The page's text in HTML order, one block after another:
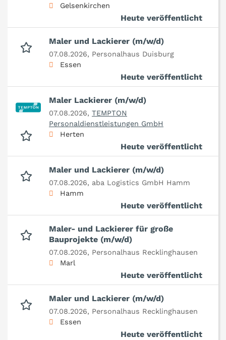
Gelsenkirchen
Heute veröffentlicht
Maler und Lackierer (m/w/d)
07.08.2026, Personalhaus Duisburg
Essen
Heute veröffentlicht
Maler Lackierer (m/w/d)
07.08.2026, TEMPTON
Personaldienstleistungen GmbH
Herten
Heute veröffentlicht
Maler und Lackierer (m/w/d)
07.08.2026, aba Logistics GmbH Hamm
Hamm
Heute veröffentlicht
Maler- und Lackierer für große
Bauprojekte (m/w/d)
07.08.2026, Personalhaus Recklinghausen
Marl
Heute veröffentlicht
Maler und Lackierer (m/w/d)
07.08.2026, Personalhaus Recklinghausen
Essen
Heute veröffentlicht